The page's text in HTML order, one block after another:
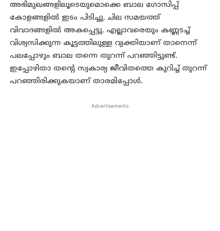
അഭിമുഖങ്ങളിലൂടെയുമൊക്കെ ബാല ഗോസിപ്പ്
കോളങ്ങളിൽ ഇടം പിടിച്ചു. ചില സമയത്ത്
വിവാദങ്ങളിൽ അകപ്പെട്ടു. എല്ലാവരെയും കണ്ണടച്ച്
വിശ്വസിക്കുന്ന കൂട്ടത്തിലുള്ള വ്യക്തിയാണ് താനെന്ന്
പലപ്പോഴും ബാല തന്നെ തുറന്ന് പറഞ്ഞിട്ടുണ്ട്.
ഇപ്പോഴിതാ തന്റെ സ്വകാര്യ ജീവിതത്തെ കുറിച്ച് തുറന്ന്
പറഞ്ഞിരിക്കുകയാണ് താരമിപ്പോൾ.
Advertisements